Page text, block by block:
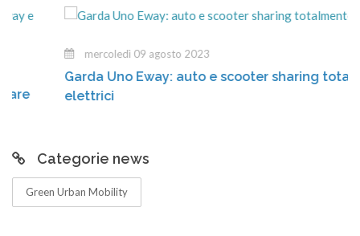
mercoledì 09 agosto 2023
Garda Uno Eway: auto e scooter sharing
elettrici
Categorie news
Green Urban Mobility